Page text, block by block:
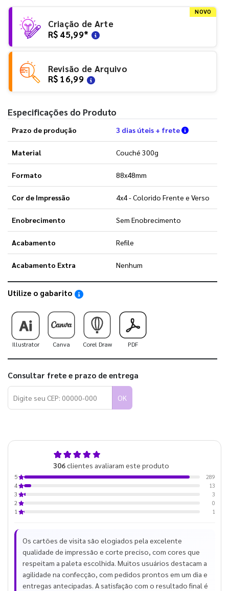
NOVO
Criação de Arte
R$ 45,99*
Revisão de Arquivo
R$ 16,99
Especificações do Produto
Prazo de produção 3 dias úteis + frete Verifique
Material Couché 300g
Formato 88x48mm
Cor de Impressão 4x4 - Colorido Frente e Verso
Enobrecimento Sem Enobrecimento
Acabamento Refile
Acabamento Extra Nenhum
Utilize o gabarito Saiba como utilizar os nossos gabaritos
Illustrator Canva Corel Draw PDF
Consultar frete e prazo de entrega
OK
306clientes avaliaram este produto
5
289
4
13
3
3
2
0
1
1
Os cartões de visita são elogiados pela excelente
qualidade de impressão e corte preciso, com cores que
respeitam a paleta escolhida. Muitos usuários destacam a
agilidade na confecção, com pedidos prontos em um dia e
entregas antecipadas. A satisfação com o resultado final é